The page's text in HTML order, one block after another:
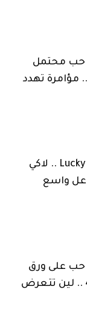
محتمل
الحلقة 8 .. مؤامرة تهدد
مسلسل Lucky .. لاكي
واسع
على ورق
الحلقة 41 .. لين تتعرض